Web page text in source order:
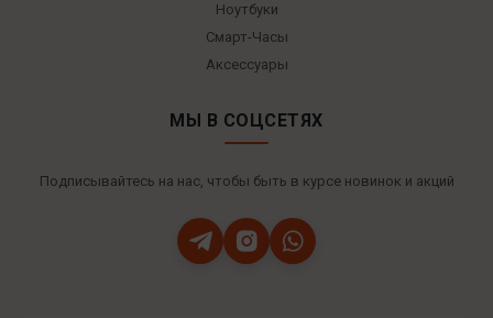
Ноутбуки
Смарт-Часы
Аксессуары
МЫ В СОЦСЕТЯХ
Подписывайтесь на нас, чтобы быть в курсе новинок и акций